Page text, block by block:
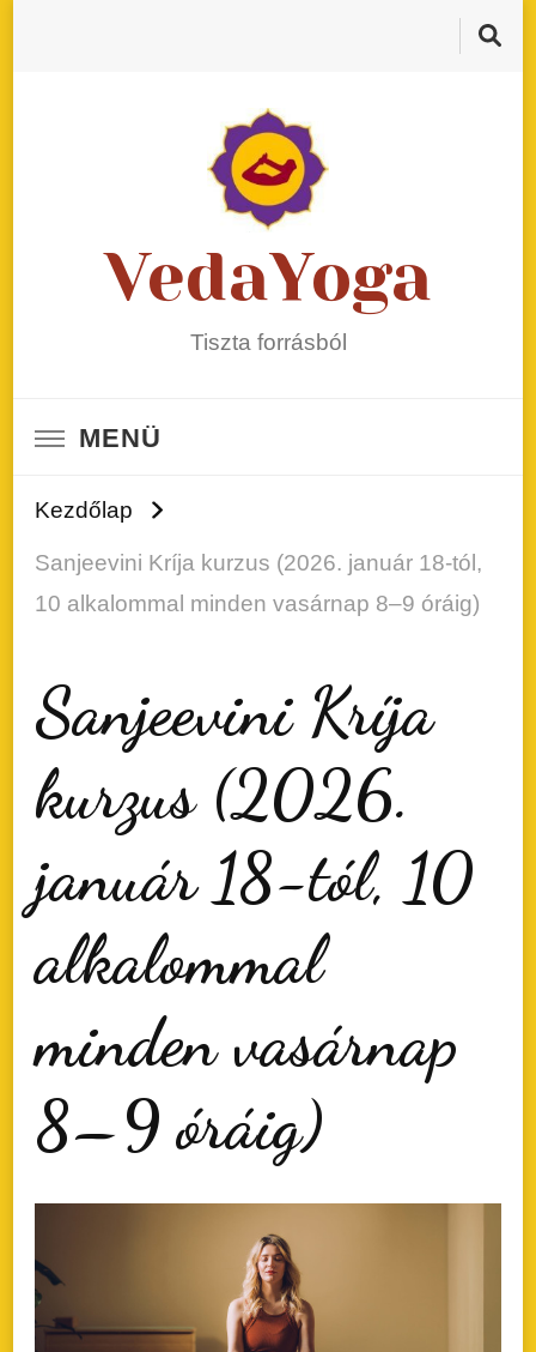
VedaYoga
Tiszta forrásból
MENÜ
Kezdőlap
Sanjeevini Kríja kurzus (2026. január 18-tól,
10 alkalommal minden vasárnap 8–9 óráig)
Sanjeevini Kríja
kurzus (2026.
január 18-tól, 10
alkalommal
minden vasárnap
8–9 óráig)